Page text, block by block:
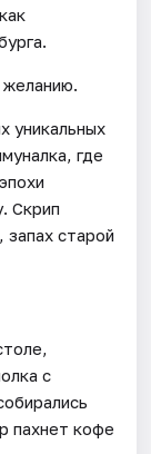
уникальных
где
Скрип
старой
с
пахнет кофе